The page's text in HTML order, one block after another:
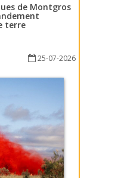
de Montgros
terre
25-07-2026